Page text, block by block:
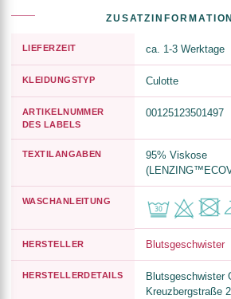
LIEFERZEIT ca. 1-3 Werktage
KLEIDUNGSTYP Culotte
ARTIKELNUMMER
DES LABELS
00125123501497
TEXTILANGABEN
95% Viskose
WASCHANLEITUNG
HERSTELLER Blutsgeschwister
HERSTELLERDETAILS
Blutsgeschwister
Kreuzbergstraße